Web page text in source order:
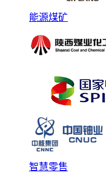
能源煤矿
智慧零售